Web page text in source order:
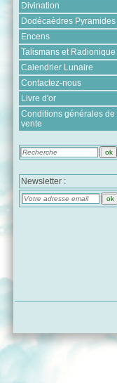
Divination
Dodécaèdres Pyramides
Encens
Talismans et Radionique
Calendrier Lunaire
Contactez-nous
Livre d'or
Conditions générales de
vente
Newsletter :